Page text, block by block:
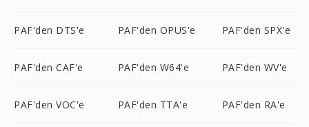
PAF'den DTS'e PAF'den OPUS'e PAF'den SPX'e
PAF'den CAF'e PAF'den W64'e PAF'den WV'e
PAF'den VOC'e PAF'den TTA'e PAF'den RA'e